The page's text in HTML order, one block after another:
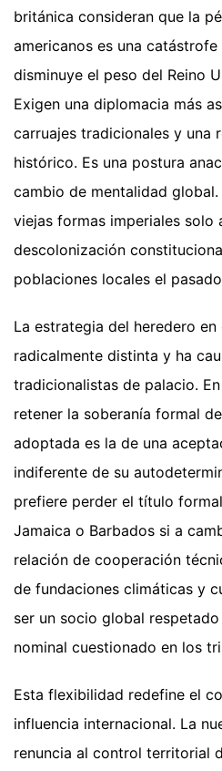
británica consideran que la
americanos es una
disminuye el peso del Reino
Exigen una diplomacia más
carruajes tradicionales y una
histórico. Es una postura
cambio de mentalidad
viejas formas imperiales solo
descolonización
poblaciones locales el
La estrategia del heredero
radicalmente distinta y ha
tradicionalistas de palacio.
retener la soberanía formal
adoptada es la de una
indiferente de su
prefiere perder el título
Jamaica o Barbados si a
relación de cooperación
de fundaciones climáticas y
ser un socio global
nominal cuestionado en los
Esta flexibilidad redefine el
influencia internacional. La
renuncia al control territorial